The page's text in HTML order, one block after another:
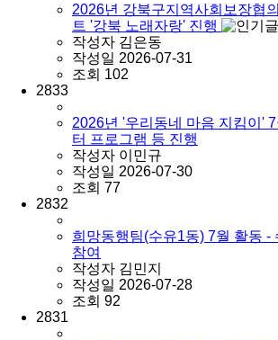
2026년 강북구지역사회보장협
트 '강북 노래자랑' 진행
작성자 김은동
작성일 2026-07-31
조회 102
2833
2026년 '우리동네 마음 지킴이'
터 프로그램 등 진행
작성자 이민규
작성일 2026-07-30
조회 77
2832
희망동행팀(수유1동) 7월 활동 -
참여
작성자 김민지
작성일 2026-07-28
조회 92
2831